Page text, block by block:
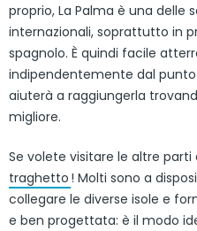
proprio, La Palma è una delle
internazionali, soprattutto in
spagnolo. È quindi facile
indipendentemente dal
aiuterà a raggiungerla
migliore.
Se volete visitare le altre parti
traghetto ! Molti sono a
collegare le diverse isole e
e ben progettata: è il modo